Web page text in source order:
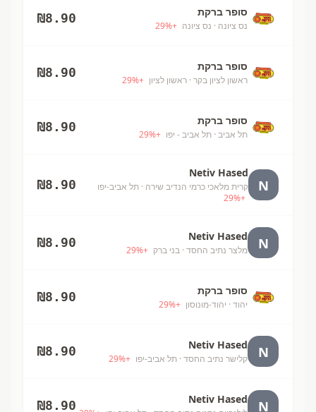
סופר ברקת
נס ציונה · נס ציונה +
29%
₪8.90
סופר ברקת
ראשון לציון בקר · ראשון לציון +
29%
₪8.90
סופר ברקת
תל אביב · תל אביב - יפו +
29%
₪8.90
N
Netiv Hased
קרית מלאכי כרמי הנדיב שירה · תל אביב-יפו
+
29%
₪8.90
N
Netiv Hased
מלצר נתיב החסד · בני ברק +
29%
₪8.90
סופר ברקת
יהוד · יהוד-מונוסון +
29%
₪8.90
N
Netiv Hased
קלישר נתיב החסד · תל אביב-יפו +
29%
₪8.90
N
Netiv Hased
₪8.90